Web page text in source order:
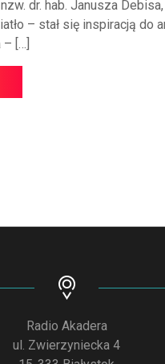
dr. hab. Janusza
– stał się inspiracją
[…]
Radio Akadera
ul. Zwierzyniecka 4